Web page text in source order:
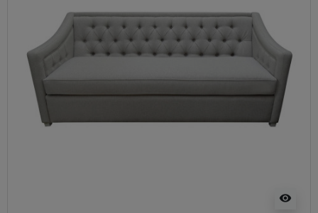
visibility